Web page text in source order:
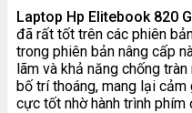
Laptop Hp Elitebook 820
đã rất tốt trên các phiên
trong phiên bản nâng cấp
lãm và khả năng chống
bố trí thoáng, mang lại
cực tốt nhờ hành trình phím